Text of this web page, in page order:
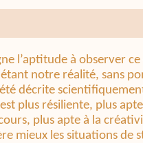
l’aptitude à observer
étant notre réalité, sans
décrite
plus résiliente, plus
plus apte à la
mieux les situations de